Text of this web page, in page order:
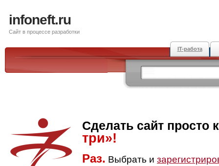
infoneft.ru
Сайт в процессе разработки
IT-работа
Сделать сайт просто
три»!
Раз. Выбрать и